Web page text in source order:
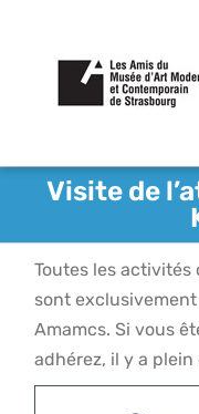
contenu
L’association
Actualités
Acquisitions et
Visite de
Toutes les
sont
Amamcs. Si vous
adhérez, il y a